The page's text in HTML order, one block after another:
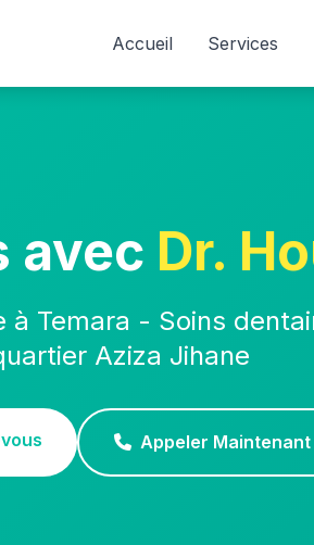
Accueil Services
avec Dr.
Temara - Soins
Aziza Jihane
Appeler Maintenant